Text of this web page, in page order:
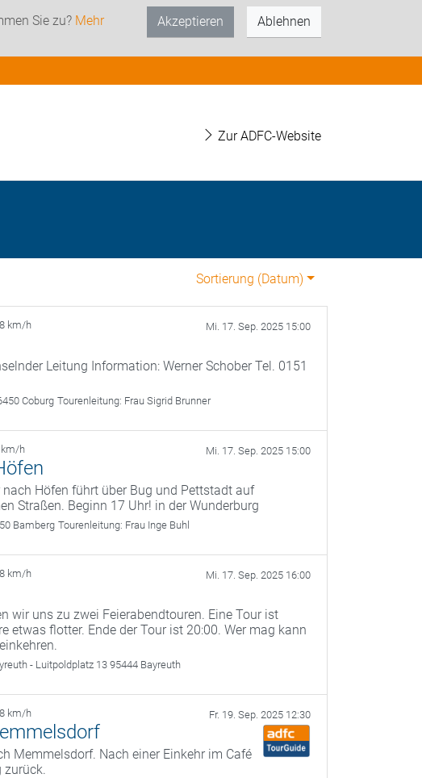
Sie zu? Mehr
Akzeptieren Ablehnen
Zur ADFC-Website
Sortierung (Datum)
km/h Mi. 17. Sep. 2025 15:00
Leitung Information: Werner Schober Tel. 0151
Coburg Tourenleitung: Frau Sigrid Brunner
km/h Mi. 17. Sep. 2025 15:00
Höfen führt über Bug und Pettstadt auf
Straßen. Beginn 17 Uhr! in der Wunderburg
Bamberg Tourenleitung: Frau Inge Buhl
km/h Mi. 17. Sep. 2025 16:00
wir uns zu zwei Feierabendtouren. Eine Tour ist
etwas flotter. Ende der Tour ist 20:00. Wer mag kann
- Luitpoldplatz 13 95444 Bayreuth
km/h Fr. 19. Sep. 2025 12:30
Memmelsdorf. Nach einer Einkehr im Café
zurück.